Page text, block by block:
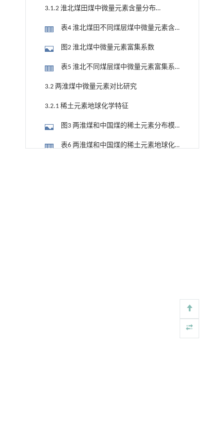
3.1.2 淮北煤田煤中微量元素含量分布与
表4 淮北煤田不同煤层煤中微量元素含
图2 淮北煤中微量元素富集系数
表5 淮北不同煤层煤中微量元素富集系
3.2 两淮煤中微量元素对比研究
3.2.1 稀土元素地球化学特征
图3 两淮煤和中国煤的稀土元素分布模
表6 两淮煤和中国煤的稀土元素地球化